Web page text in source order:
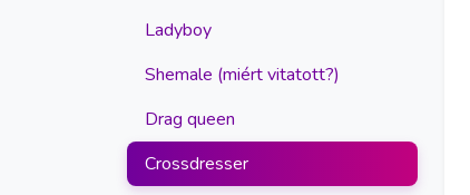
Ladyboy
Shemale (miért vitatott?)
Drag queen
Crossdresser